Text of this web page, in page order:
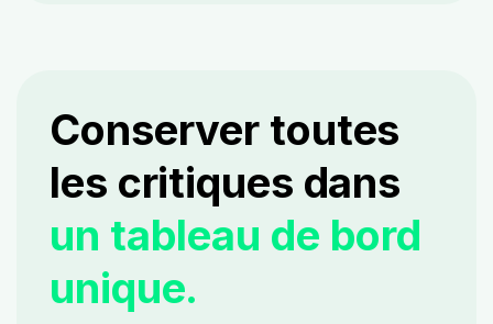
Conserver toutes
les critiques dans
un tableau de bord
unique.